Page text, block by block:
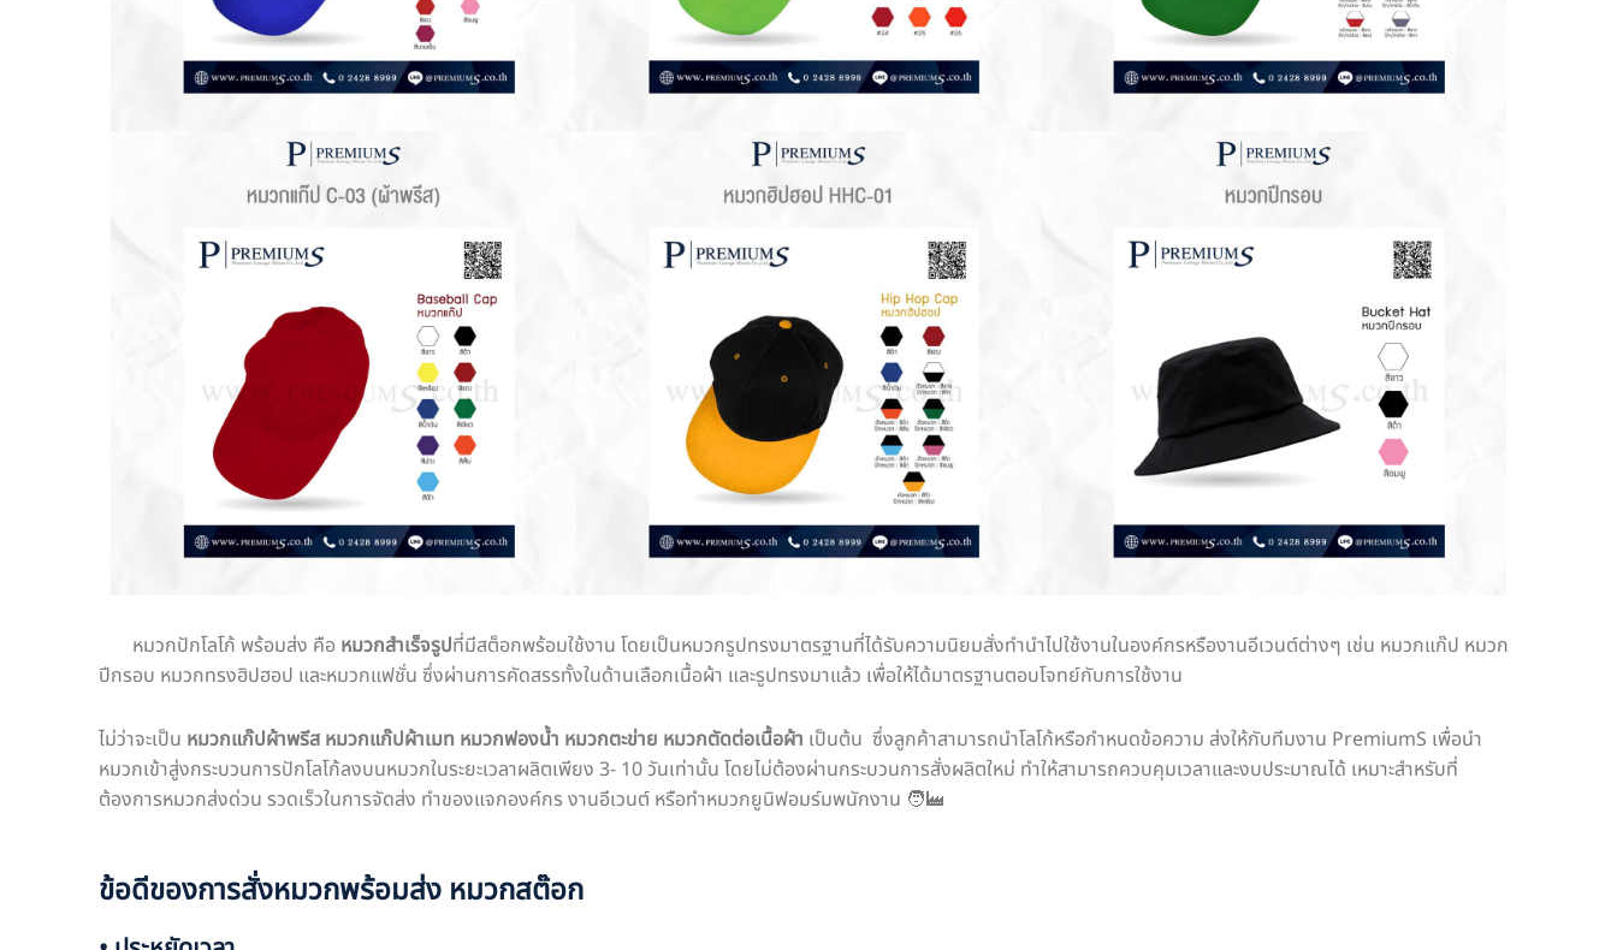
หมวกปักโลโก้ พร้อมส่ง คือ หมวกสำเร็จรูปที่มีสต็อกพร้อมใช้งาน โดยเป็นหมวกรูปทรงมาตรฐานที่ได้รับความนิยมสั่งทำนำไปใช้งานในองค์กรหรืองานอีเวนต์ต่างๆ เช่น หมวกแก๊ป หมวก
ปีกรอบ หมวกทรงฮิปฮอป และหมวกแฟชั่น ซึ่งผ่านการคัดสรรทั้งในด้านเลือกเนื้อผ้า และรูปทรงมาแล้ว เพื่อให้ได้มาตรฐานตอบโจทย์กับการใช้งาน
ไม่ว่าจะเป็น หมวกแก๊ปผ้าพรีส หมวกแก๊ปผ้าเมท หมวกฟองน้ำ หมวกตะข่าย หมวกตัดต่อเนื้อผ้า เป็นต้น ซึ่งลูกค้าสามารถนำโลโก้หรือกำหนดข้อความ ส่งให้กับทีมงาน PremiumS เพื่อนำ
หมวกเข้าสู่งกระบวนการปักโลโก้ลงบนหมวกในระยะเวลาผลิตเพียง 3- 10 วันเท่านั้น โดยไม่ต้องผ่านกระบวนการสั่งผลิตใหม่ ทำให้สามารถควบคุมเวลาและงบประมาณได้ เหมาะสำหรับที่
ต้องการหมวกส่งด่วน รวดเร็วในการจัดส่ง ทำของแจกองค์กร งานอีเวนต์ หรือทำหมวกยูนิฟอมร์มพนักงาน 🧑‍🏭
ข้อดีของการสั่งหมวกพร้อมส่ง หมวกสต๊อก